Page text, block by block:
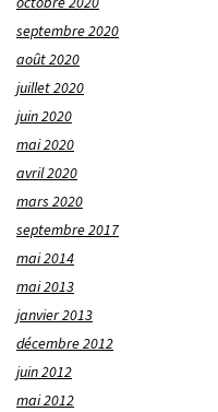
septembre 2020
août 2020
juillet 2020
juin 2020
mai 2020
avril 2020
mars 2020
septembre 2017
mai 2014
mai 2013
janvier 2013
décembre 2012
juin 2012
mai 2012